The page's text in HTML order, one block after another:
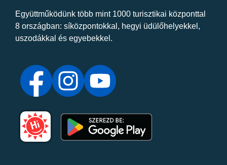
Együttműködünk több mint 1000 turisztikai központtal
8 országban: síközpontokkal, hegyi üdülőhelyekkel,
uszodákkal és egyebekkel.